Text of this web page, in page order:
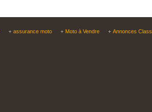
assurance moto Moto à Vendre
Annonces